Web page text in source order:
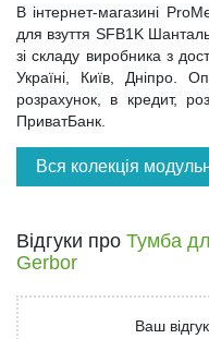
В інтернет-магазині
для взуття SFB1K
зі складу виробника з
Україні, Київ, Дніпро.
розрахунок, в кредит,
ПриватБанк.
Вся колекція
Відгуки про Тумба
Gerbor
Ваш